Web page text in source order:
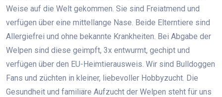
Weise auf die Welt gekommen. Sie sind Freiatmend und
verfügen über eine mittellange Nase. Beide Elterntiere sind
Allergiefrei und ohne bekannte Krankheiten. Bei Abgabe der
Welpen sind diese geimpft, 3x entwurmt, gechipt und
verfügen über den EU-Heimtierausweis. Wir sind Bulldoggen
Fans und züchten in kleiner, liebevoller Hobbyzucht. Die
Gesundheit und familiäre Aufzucht der Welpen steht für uns